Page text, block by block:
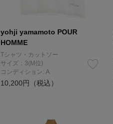
yohji yamamoto POUR
HOMME
Tシャツ・カットソー
サイズ：3(M位)
コンディション: A
10,200円（税込）